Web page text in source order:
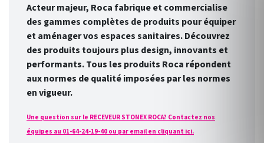
Acteur majeur, Roca fabrique et commercialise
des gammes complètes de produits pour équiper
et aménager vos espaces sanitaires. Découvrez
des produits toujours plus design, innovants et
performants. Tous les produits Roca répondent
aux normes de qualité imposées par les normes
en vigueur.
Une question sur le RECEVEUR STONEX ROCA? Contactez nos
équipes au 01-64-24-19-40 ou par email en cliquant ici.